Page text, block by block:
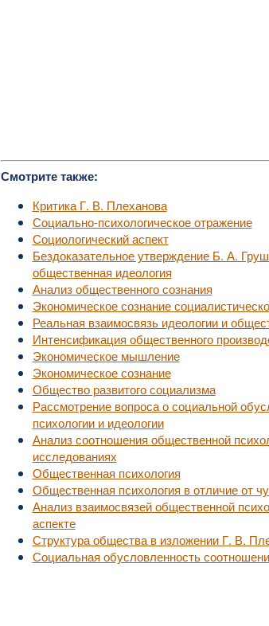
Смотрите также:
Критика Г. В. Плеханова
Социально-психологическое отражение
Социологический аспект
Бездоказательное утверждение Б. А.
общественная идеология
Анализ общественного сознания
Экономическое сознание
Реальная взаимосвязь идеологии и
Интенсификация общественного
Экономическое мышление
Экономическое сознание
Общество развитого социализма
Рассмотрение вопроса о социальной
психологии и идеологии
Анализ соотношения общественной
исследованиях
Общественная психология
Общественная психология в отличие от
Анализ взаимосвязей общественной
аспекте
Структура общества в изложении Г. В.
Социальная обусловленность